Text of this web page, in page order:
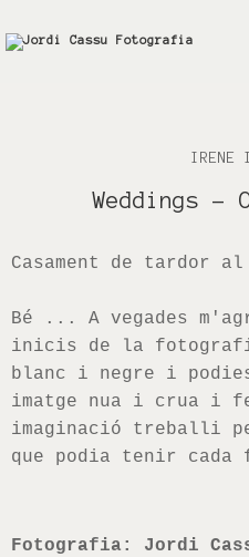
IRENE I
Weddings -
Casament de tardor
Bé ... A vegades
inicis de la
blanc i negre i
imatge nua i crua i
imaginació treballi
que podia tenir cada
Fotografia: Jordi